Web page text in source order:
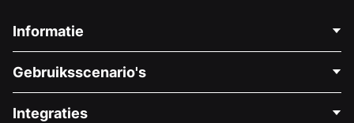
Informatie
Over Ons
Gebruiksscenario's
Integraties